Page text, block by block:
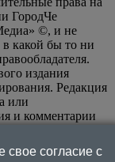
ГородЧе
©, и не
какой бы то ни
издания
Редакция
или
и комментарии
свое согласие с